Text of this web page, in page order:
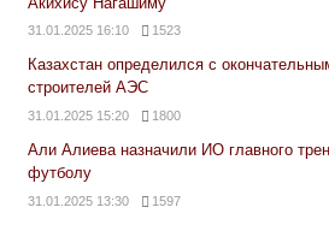
31.01.2025 16:10 1523
Казахстан определился с
строителей АЭС
31.01.2025 15:20 1800
Али Алиева назначили ИО главного
футболу
31.01.2025 13:30 1597